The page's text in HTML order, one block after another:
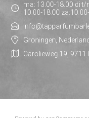
ma: 13.00-18.00 di t/
10.00-18.00
Groningen, Nederland
Carolieweg 19, 9711